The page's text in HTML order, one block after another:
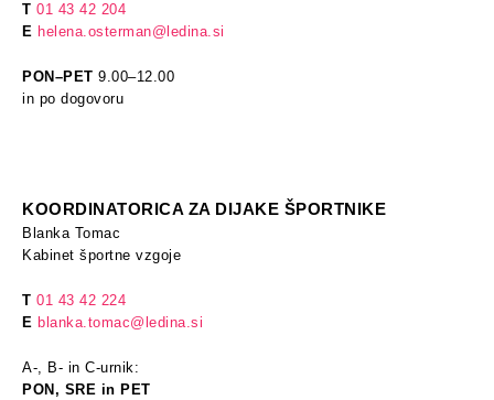
T 01 43 42 204
E helena.osterman@ledina.si
PON–PET 9.00–12.00
in po dogovoru
KOORDINATORICA ZA DIJAKE ŠPORTNIKE
Blanka Tomac
Kabinet športne vzgoje
T 01 43 42 224
E blanka.tomac@ledina.si
A-, B- in C-urnik:
PON, SRE in PET